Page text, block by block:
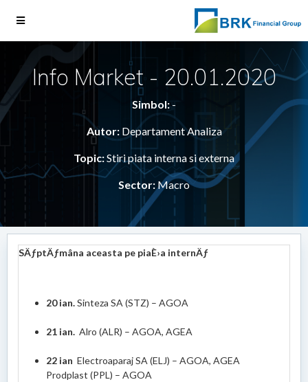
Info Market - 20.01.2020
Simbol: -
Autor:Departament Analiza
Topic:Stiri piata interna si externa
Sector: Macro
SÄƒptÄƒmâna aceasta pe piaÈ›a internÄƒ
20 ian.Sinteza SA (STZ) – AGOA
21 ian. Alro (ALR) – AGOA, AGEA
22 ian Electroaparaj SA (ELJ) – AGOA, AGEA
Prodplast (PPL) – AGOA